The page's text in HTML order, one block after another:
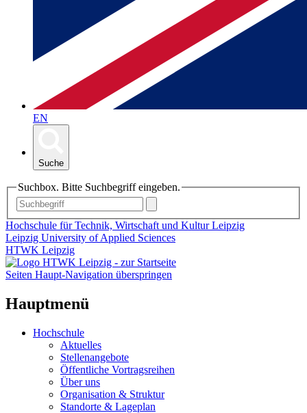
EN
Suche
Suchbox. Bitte Suchbegriff eingeben.
Hochschule für Technik, Wirtschaft und Kultur Leipzig
Leipzig University of Applied Sciences
HTWK Leipzig
Seiten Haupt-Navigation überspringen
Hauptmenü
Hochschule
Aktuelles
Stellenangebote
Öffentliche Vortragsreihen
Über uns
Organisation & Struktur
Standorte & Lageplan